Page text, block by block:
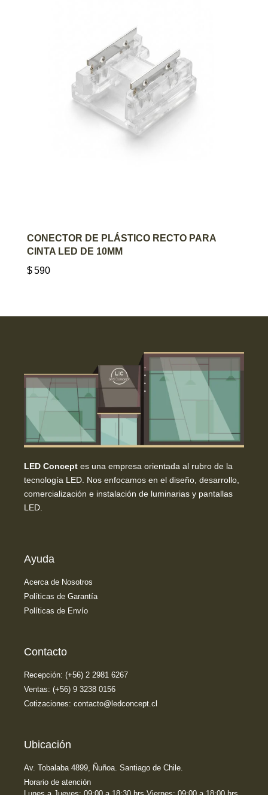
AGREGAR AL CARRITO
CONECTOR DE PLÁSTICO RECTO PARA
CINTA LED DE 10MM
$590
LED Concept es una empresa orientada al rubro de la
tecnología LED. Nos enfocamos en el diseño, desarrollo,
comercialización e instalación de luminarias y pantallas
LED.
Ayuda
Acerca de Nosotros
Políticas de Garantía
Políticas de Envío
Contacto
Recepción: (+56) 2 2981 6267
Ventas: (+56) 9 3238 0156
Cotizaciones: contacto@ledconcept.cl
Ubicación
Av. Tobalaba 4899, Ñuñoa. Santiago de Chile.
Horario de atención